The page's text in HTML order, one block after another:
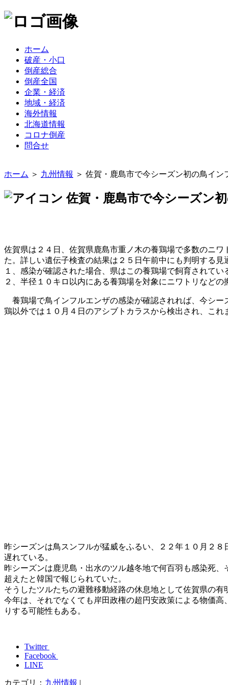
ホーム
破産・小口
倒産総合
倒産全国
企業・経済
地域・経済
海外情報
北海道情報
コロナ倒産
問合せ
ホーム ＞ 九州情報 ＞ 佐賀・鹿島市で今シーズン初の鳥イ
佐賀・鹿島市で今シーズン
佐賀県は２４日、佐賀県鹿島市重ノ木の養鶏場で多数のニ
た。詳しい遺伝子検査の結果は２５日午前中にも判明する見
１、感染が確認された場合、県はこの養鶏場で飼育されて
２、半径１０キロ以内にある養鶏場を対象にニワトリなど
養鶏場で鳥インフルエンザの感染が確認されれば、今シー
鶏以外では１０月４日のアシブトカラスから検出され、こ
昨シーズンは鳥スンフルが猛威をふるい、２２年１０月２
遅れている。
昨シーズンは鹿児島・出水のツル越冬地で何百羽も感染死
超えたと韓国で報じられていた。
そうしたツルたちの避難移動経路の休息地として佐賀県の
今年は、それでなくても岸田政権の超円安政策による物価
りする可能性もある。
Twitter
Facebook
LINE
カテゴリ： 九州情報 |